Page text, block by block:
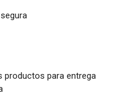
productos para entrega